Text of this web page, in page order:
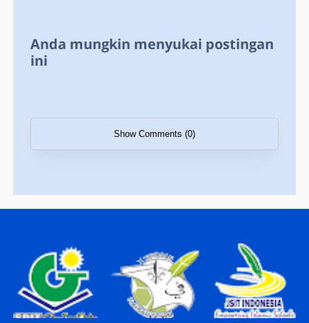
Anda mungkin menyukai postingan
ini
Show Comments (0)